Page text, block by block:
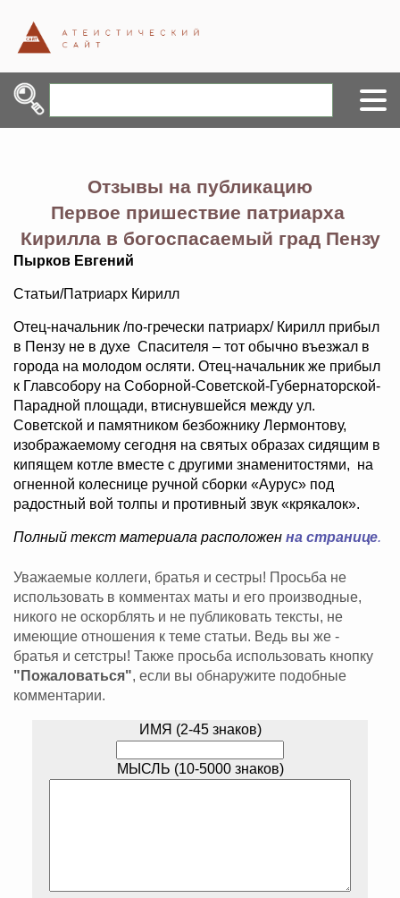
Отзывы на публикацию
Первое пришествие патриарха
Кирилла в богоспасаемый град Пензу
Пырков Евгений
Статьи/Патриарх Кирилл
Отец-начальник /по-гречески патриарх/ Кирилл прибыл
в Пензу не в духе Спасителя – тот обычно въезжал в
города на молодом осляти. Отец-начальник же прибыл
к Главсобору на Соборной-Советской-Губернаторской-
Парадной площади, втиснувшейся между ул.
Советской и памятником безбожнику Лермонтову,
изображаемому сегодня на святых образах сидящим в
кипящем котле вместе с другими знаменитостями, на
огненной колеснице ручной сборки «Аурус» под
радостный вой толпы и противный звук «крякалок».
Полный текст материала расположен на странице.
Уважаемые коллеги, братья и сестры! Просьба не
использовать в комментах маты и его производные,
никого не оскорблять и не публиковать тексты, не
имеющие отношения к теме статьи. Ведь вы же -
братья и сетстры! Также просьба использовать кнопку
"Пожаловаться", если вы обнаружите подобные
комментарии.
ИМЯ (2-45 знаков)
МЫСЛЬ (10-5000 знаков)